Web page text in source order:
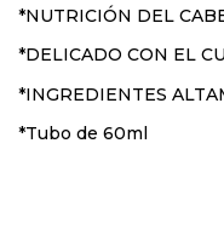
*NUTRICIÓN DEL
*DELICADO CON EL
*INGREDIENTES
*Tubo de 60ml